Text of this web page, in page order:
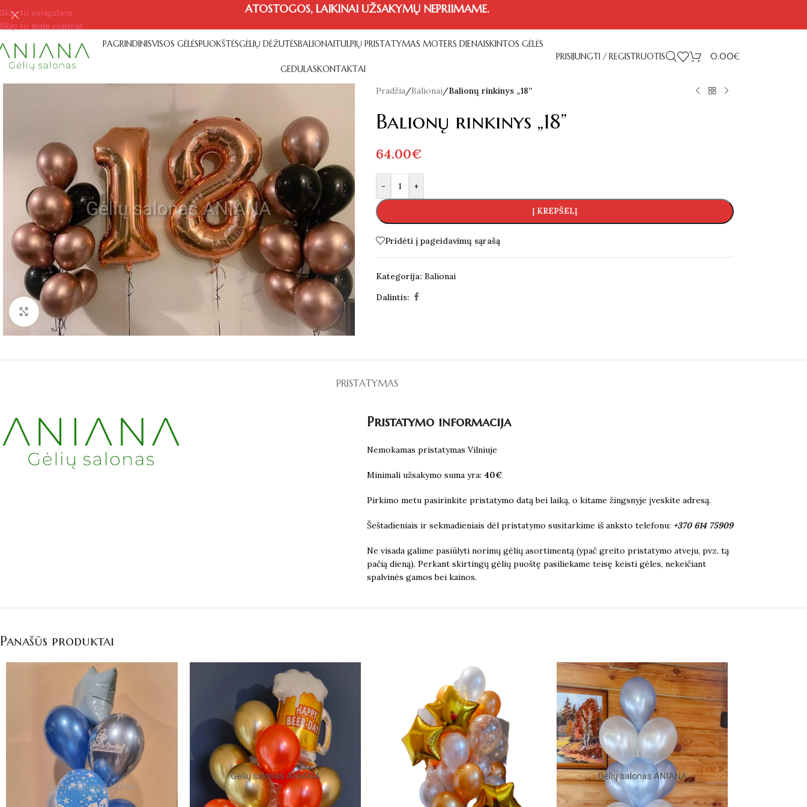
Skip to navigation
Skip to main content
ATOSTOGOS, LAIKINAI UŽSAKYMŲ NEPRIIMAME.
PAGRINDINISVISOS GĖLĖSPUOKŠTĖSGĖLIŲ DĖŽUTĖSBALIONAITULPIŲ PRISTATYMAS MOTERS DIENAISKINTOS GĖLĖS
GEDULASKONTAKTAI
PRISIJUNGTI / REGISTRUOTIS 0.00€
Spustelėkite norėdami padidinti
Pradžia/Balionai/Balionų rinkinys „18”
Balionų rinkinys „18”
64.00€
- +
Į KREPŠELĮ
Pridėti į pageidavimų sąrašą
Kategorija: Balionai
Dalintis:
PRISTATYMAS
Pristatymo informacija
Nemokamas pristatymas Vilniuje
Minimali užsakymo suma yra: 40€
Pirkimo metu pasirinkite pristatymo datą bei laiką, o kitame žingsnyje įveskite adresą.
Šeštadieniais ir sekmadieniais dėl pristatymo susitarkime iš anksto telefonu: +370 614 75909
Ne visada galime pasiūlyti norimų gėlių asortimentą (ypač greito pristatymo atveju, pvz. tą
pačią dieną). Perkant skirtingų gėlių puoštę pasiliekame teisę keisti gėles, nekeičiant
spalvinės gamos bei kainos.
Panašūs produktai